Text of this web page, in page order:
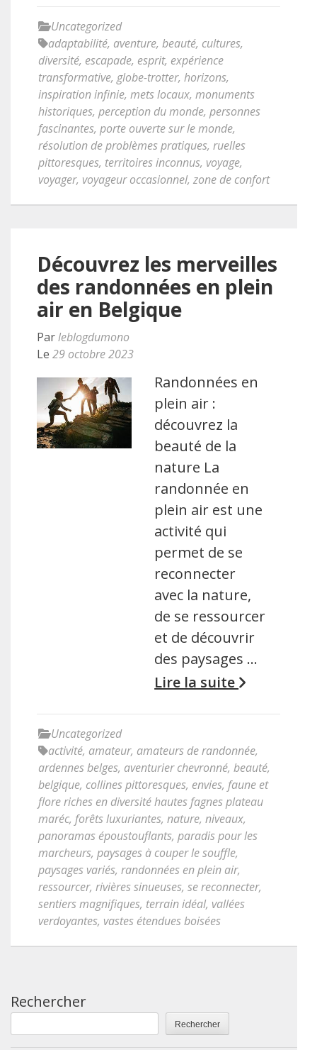
Uncategorized
adaptabilité, aventure, beauté, cultures,
diversité, escapade, esprit, expérience
transformative, globe-trotter, horizons,
inspiration infinie, mets locaux, monuments
historiques, perception du monde, personnes
fascinantes, porte ouverte sur le monde,
résolution de problèmes pratiques, ruelles
pittoresques, territoires inconnus, voyage,
voyager, voyageur occasionnel, zone de confort
Découvrez les merveilles
des randonnées en plein
air en Belgique
Parleblogdumono
Le 29 octobre 2023
Randonnées en
plein air :
découvrez la
beauté de la
nature La
randonnée en
plein air est une
activité qui
permet de se
reconnecter
avec la nature,
de se ressourcer
et de découvrir
des paysages …
Lire la suite
Uncategorized
activité, amateur, amateurs de randonnée,
ardennes belges, aventurier chevronné, beauté,
belgique, collines pittoresques, envies, faune et
flore riches en diversité hautes fagnes plateau
maréc, forêts luxuriantes, nature, niveaux,
panoramas époustouflants, paradis pour les
marcheurs, paysages à couper le souffle,
paysages variés, randonnées en plein air,
ressourcer, rivières sinueuses, se reconnecter,
sentiers magnifiques, terrain idéal, vallées
verdoyantes, vastes étendues boisées
Rechercher
Rechercher